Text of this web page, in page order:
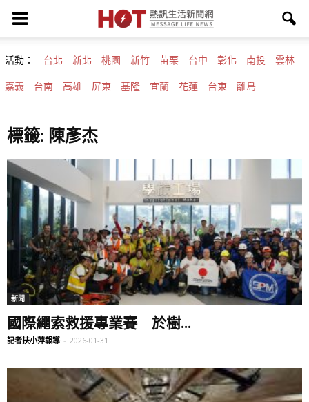
活動： 台北 新北 桃園 新竹 苗栗 台中 彰化 南投 雲林
嘉義 台南 高雄 屏東 基隆 宜蘭 花蓮 台東 離島
標籤: 陳彥杰
新聞
國際繩索救援專業賽 於樹...
記者扶小萍報導 - 2026-01-31